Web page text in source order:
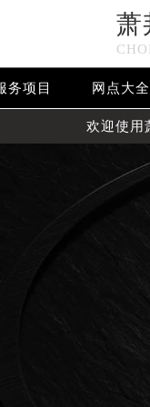
萧
务项目 网点大全
欢迎使用